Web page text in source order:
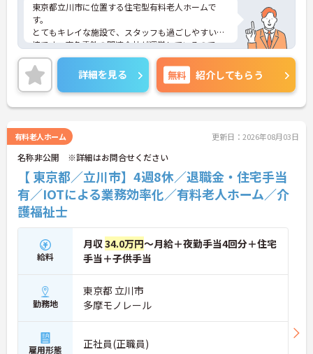
東京都立川市に位置する住宅型有料老人ホームで
す。
とてもキレイな施設で、スタッフも過ごしやすい環
境です。東急電鉄の関連会社が運営しているので、
経営及び雇用面が安定しており福利厚生が充実して
います。年間休日115日とお休みが多く、残業は少
なめで働きやすい環境♪24H看護なので安心できる
のもポイントです。
ご興味ある方には、面接対策ポイントなど、さらに
い！
詳細を見る 無料 紹介してもらう
有料老人ホーム 更新日：2026年08月03日
名称非公開 ※詳細はお問合せください
【 東京都／立川市】4週8休／退職金・住宅手当
有／IOTによる業務効率化／有料老人ホーム／介
護福祉士
給料
月収34.0万円～月給＋夜勤手当4回分＋住宅
手当＋子供手当
勤務地
東京都 立川市
多摩モノレール
雇用形態 正社員(正職員)